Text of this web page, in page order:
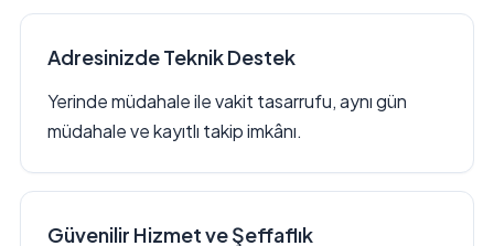
Adresinizde Teknik Destek
Yerinde müdahale ile vakit tasarrufu, aynı gün
müdahale ve kayıtlı takip imkânı.
Güvenilir Hizmet ve Şeffaflık